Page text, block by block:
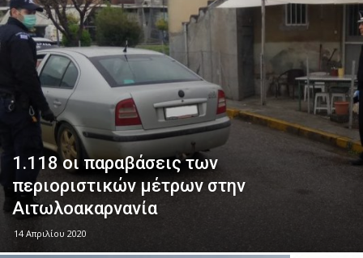
1.118 οι παραβάσεις των
περιοριστικών μέτρων στην
Αιτωλοακαρνανία
14 Απριλίου 2020